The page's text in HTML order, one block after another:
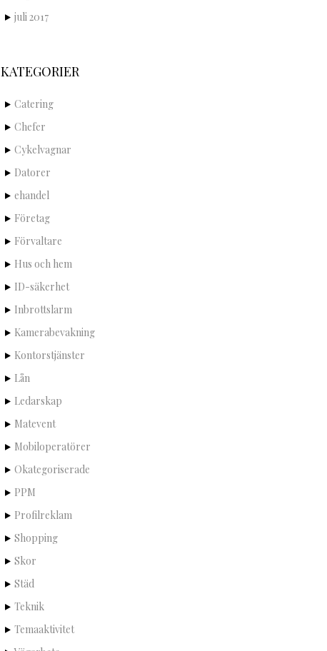
juli 2017
KATEGORIER
Catering
Chefer
Cykelvagnar
Datorer
ehandel
Företag
Förvaltare
Hus och hem
ID-säkerhet
Inbrottslarm
Kamerabevakning
Kontorstjänster
Lån
Ledarskap
Matevent
Mobiloperatörer
Okategoriserade
PPM
Profilreklam
Shopping
Skor
Städ
Teknik
Temaaktivitet